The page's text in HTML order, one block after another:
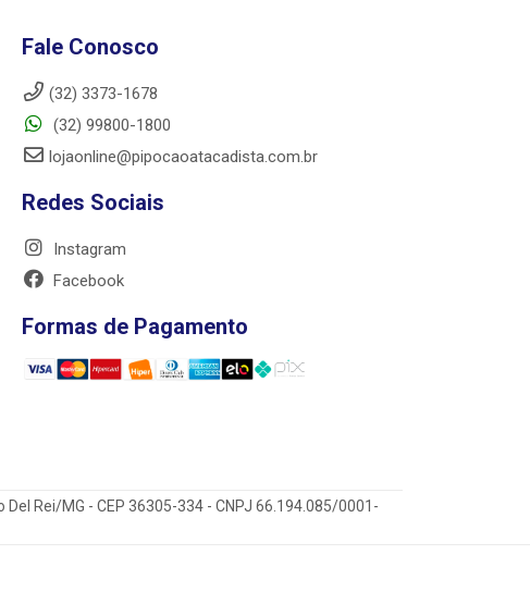
Fale Conosco
(32) 3373-1678
(32) 99800-1800
lojaonline@pipocaoatacadista.com.br
Redes Sociais
Instagram
Facebook
Formas de Pagamento
Rei/MG - CEP 36305-334 - CNPJ 66.194.085/0001-